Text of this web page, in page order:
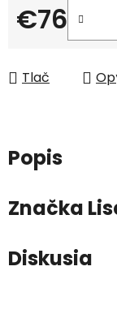
€76
Jednotková
Tlač
Popis
Značka
Diskusia